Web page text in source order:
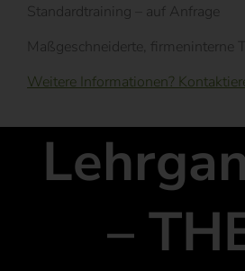
Standardtraining – auf Anfrage
Maßgeschneiderte, firmeninterne
Weitere Informationen?
–